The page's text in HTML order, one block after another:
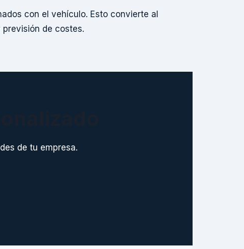
con el vehículo. Esto convierte al
de costes.
de tu empresa.